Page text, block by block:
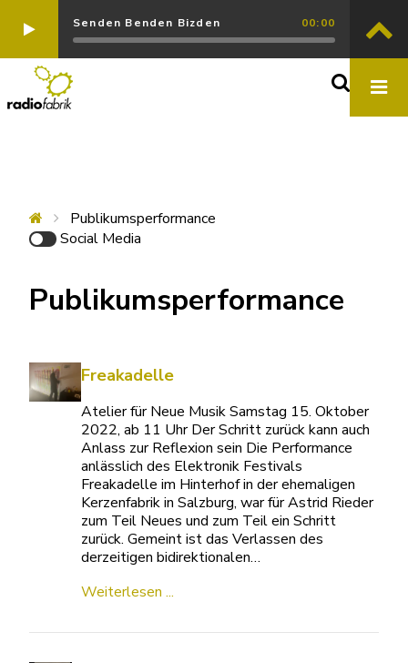
Senden Benden Bizden 00:00
Publikumsperformance
Social Media
Publikumsperformance
Freakadelle
Atelier für Neue Musik Samstag 15. Oktober
2022, ab 11 Uhr Der Schritt zurück kann auch
Anlass zur Reflexion sein Die Performance
anlässlich des Elektronik Festivals
Freakadelle im Hinterhof in der ehemaligen
Kerzenfabrik in Salzburg, war für Astrid Rieder
zum Teil Neues und zum Teil ein Schritt
zurück. Gemeint ist das Verlassen des
derzeitigen bidirektionalen…
Weiterlesen ...